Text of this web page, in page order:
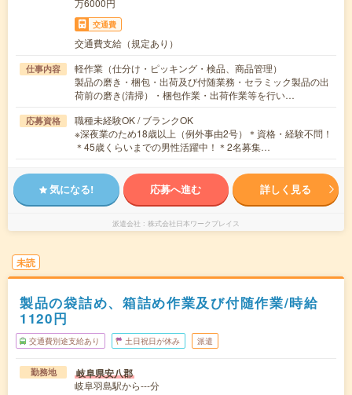
万6000円
交通費
交通費支給（規定あり）
仕事内容
軽作業（仕分け・ピッキング・検品、商品管理）
製品の磨き・梱包・出荷及び付随業務・セラミック製品の出
荷前の磨き(清掃）・梱包作業・出荷作業等を行い…
応募資格
職種未経験OK / ブランクOK
※深夜業のため18歳以上（例外事由2号）＊資格・経験不問！
＊45歳くらいまでの男性活躍中！＊2名募集…
気になる! 応募へ進む 詳しく見る
派遣会社 株式会社日本ワークプレイス
未読
製品の袋詰め、箱詰め作業及び付随作業/時給
1120円
交通費別途支給あり 土日祝日が休み 派遣
勤務地 岐阜県安八郡
岐阜羽島駅から---分